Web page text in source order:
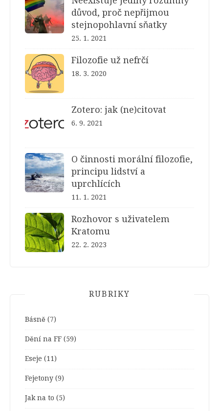
důvod, proč nepřijmou
stejnopohlavní sňatky
25. 1. 2021
Filozofie už nefrčí
18. 3. 2020
Zotero: jak (ne)citovat
6. 9. 2021
O činnosti morální filozofie,
principu lidství a
uprchlících
11. 1. 2021
Rozhovor s uživatelem
Kratomu
22. 2. 2023
RUBRIKY
Básně (7)
Dění na FF (59)
Eseje (11)
Fejetony (9)
Jak na to (5)